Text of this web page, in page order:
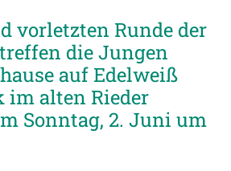
vorletzten Runde der
treffen die Jungen
auf Edelweiß
alten Rieder
Sonntag, 2. Juni um